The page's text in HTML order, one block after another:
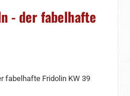
- der fabelhafte